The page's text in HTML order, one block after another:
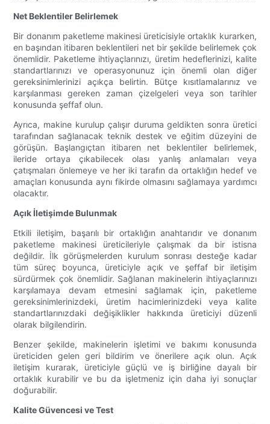
Net Beklentiler Belirlemek
Bir donanım paketleme makinesi üreticisiyle ortaklık kurarken,
en başından itibaren beklentileri net bir şekilde belirlemek çok
önemlidir. Paketleme ihtiyaçlarınızı, üretim hedeflerinizi, kalite
standartlarınızı ve operasyonunuz için önemli olan diğer
gereksinimlerinizi açıkça belirtin. Bütçe kısıtlamalarınız ve
karşılanması gereken zaman çizelgeleri veya son tarihler
konusunda şeffaf olun.
Ayrıca, makine kurulup çalışır duruma geldikten sonra üretici
tarafından sağlanacak teknik destek ve eğitim düzeyini de
görüşün. Başlangıçtan itibaren net beklentiler belirlemek,
ileride ortaya çıkabilecek olası yanlış anlamaları veya
çatışmaları önlemeye ve her iki tarafın da ortaklığın hedef ve
amaçları konusunda aynı fikirde olmasını sağlamaya yardımcı
olacaktır.
Açık İletişimde Bulunmak
Etkili iletişim, başarılı bir ortaklığın anahtarıdır ve donanım
paketleme makinesi üreticileriyle çalışmak da bir istisna
değildir. İlk görüşmelerden kurulum sonrası desteğe kadar
tüm süreç boyunca, üreticiyle açık ve şeffaf bir iletişim
sürdürmek çok önemlidir. Sağlanan makinelerin ihtiyaçlarınızı
karşılamaya devam etmesini sağlamak için, paketleme
gereksinimlerinizdeki, üretim hacimlerinizdeki veya kalite
standartlarınızdaki değişiklikler hakkında üreticiyi düzenli
olarak bilgilendirin.
Benzer şekilde, makinelerin işletimi ve bakımı konusunda
üreticiden gelen geri bildirim ve önerilere açık olun. Açık
iletişim kurarak, üreticiyle güçlü ve iş birliğine dayalı bir
ortaklık kurabilir ve bu da işletmeniz için daha iyi sonuçlar
doğurabilir.
Kalite Güvencesi ve Test